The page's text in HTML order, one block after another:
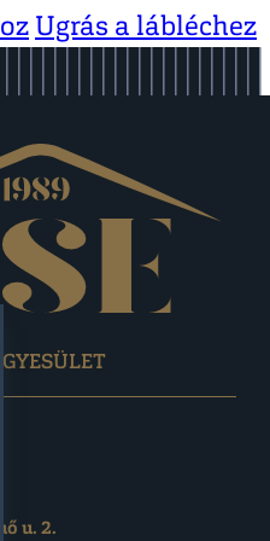
Ugrás a lábléchez
u. 2.